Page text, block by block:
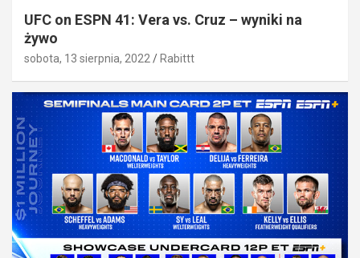
UFC on ESPN 41: Vera vs. Cruz – wyniki na
żywo
sobota, 13 sierpnia, 2022 Rabittt